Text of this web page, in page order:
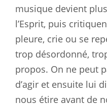
musique devient
l’Esprit, puis
pleure, crie ou se
trop désordonné,
propos. On ne peut
d’agir et ensuite lui
nous étire avant de